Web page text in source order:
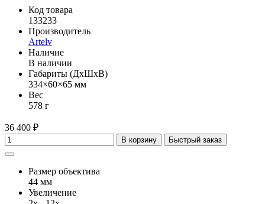
Код товара
133233
Производитель
Artelv
Наличие
В наличии
Габариты (ДхШхВ)
334×60×65 мм
Вес
578 г
36 400 ₽
В корзину Быстрый заказ
Размер объектива
44 мм
Увеличение